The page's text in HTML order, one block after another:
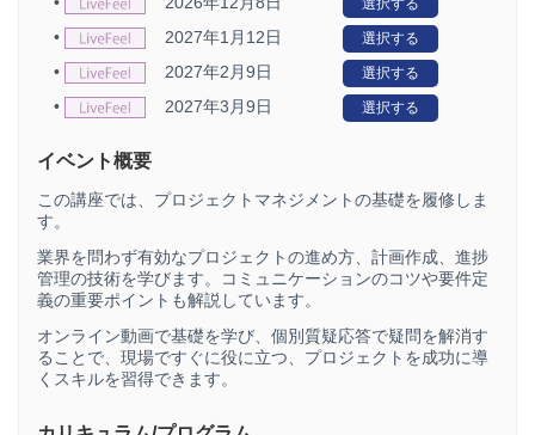
• 2027年1月12日 選択する
• 2027年2月9日 選択する
• 2027年3月9日 選択する
イベント概要
この講座では、プロジェクトマネジメントの基礎を履修しま
す。
業界を問わず有効なプロジェクトの進め方、計画作成、進捗
管理の技術を学びます。コミュニケーションのコツや要件定
義の重要ポイントも解説しています。
オンライン動画で基礎を学び、個別質疑応答で疑問を解消す
ることで、現場ですぐに役に立つ、プロジェクトを成功に導
くスキルを習得できます。